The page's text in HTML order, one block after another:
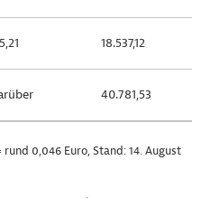
18.537,12
40.781,53
0,046 Euro, Stand: 14. August